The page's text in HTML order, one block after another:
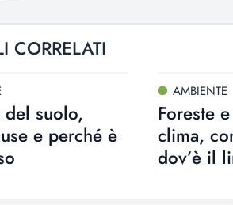
CORRELATI
suolo,
e perché è
AMBIENTE
Foreste
clima,
dov’è il